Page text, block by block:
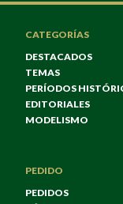
CATEGORÍAS
DESTACADOS
TEMAS
PERÍODOS
EDITORIALES
MODELISMO
PEDIDO
PEDIDOS